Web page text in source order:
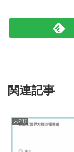
関連記事
未分類